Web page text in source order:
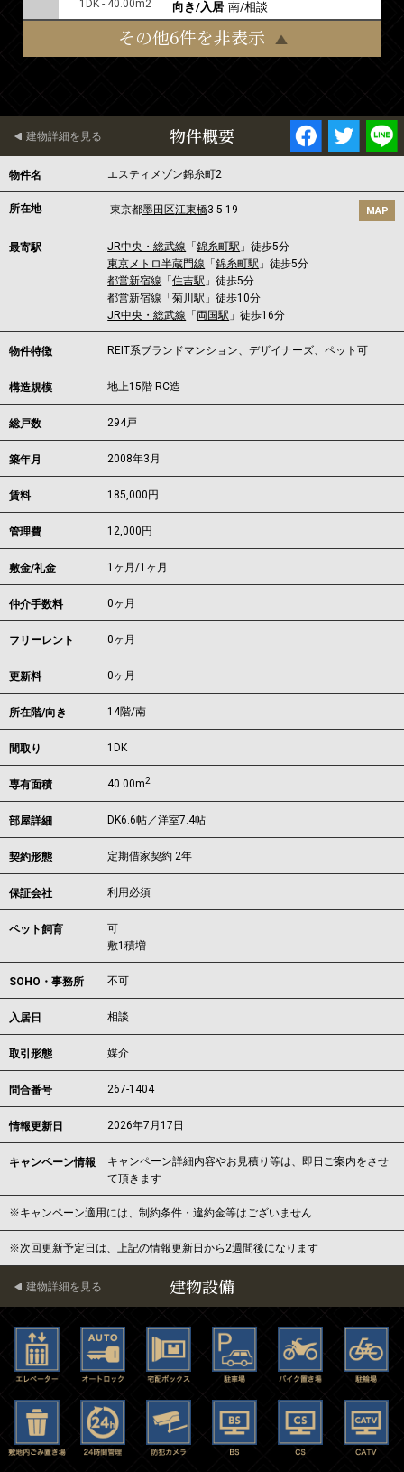
1DK - 40.00m2 向き/入居 南/相談
その他6件を非表示
物件概要
建物詳細を見る
物件名 エスティメゾン錦糸町2
所在地 東京都墨田区江東橋3-5-19 MAP
最寄駅 JR中央・総武線 「錦糸町駅 」徒歩5分
東京メトロ半蔵門線 「錦糸町駅 」徒歩5分
都営新宿線 「住吉駅 」徒歩5分
都営新宿線 「菊川駅 」徒歩10分
JR中央・総武線 「両国駅 」徒歩16分
物件特徴 REIT系ブランドマンション、デザイナーズ、ペット可
構造規模 地上15階 RC造
総戸数 294戸
築年月 2008年3月
賃料 185,000 円
管理費 12,000円
敷金/礼金 1ヶ月/1ヶ月
仲介手数料 0ヶ月
フリーレント 0ヶ月
更新料 0ヶ月
所在階/向き 14階/南
間取り 1DK
専有面積 40.00m2
部屋詳細 DK6.6帖／洋室7.4帖
契約形態 定期借家契約 2年
保証会社 利用必須
ペット飼育
可
敷1積増
SOHO・事務所 不可
入居日 相談
取引形態 媒介
問合番号 267-1404
情報更新日 2026年7月17日
キャンペーン情報
キャンペーン詳細内容やお見積り等は、即日ご案内をさせ
て頂きます
※キャンペーン適用には、制約条件・違約金等はございません
※次回更新予定日は、上記の情報更新日から2週間後になります
建物設備
建物詳細を見る